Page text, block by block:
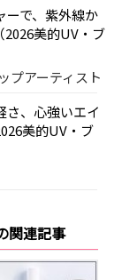
ーで、紫外線か
2026美的UV・ブ
プアーティスト
さ、心強いエイ
美的UV・ブ
関連記事